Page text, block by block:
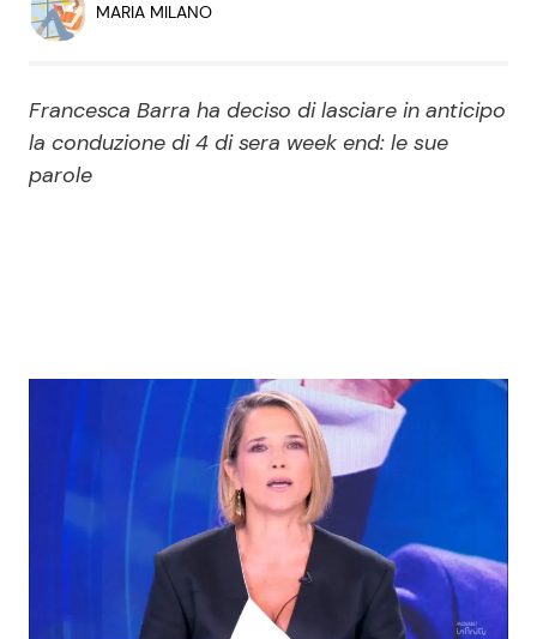
Economia
Persone Scomparse
Politica
Programmi TV
News Cinema
News Musica
News dal mondo
Benessere Cucina e Ricette
MARIA MILANO
Francesca Barra ha deciso di lasciare in anticipo
la conduzione di 4 di sera week end: le sue
parole